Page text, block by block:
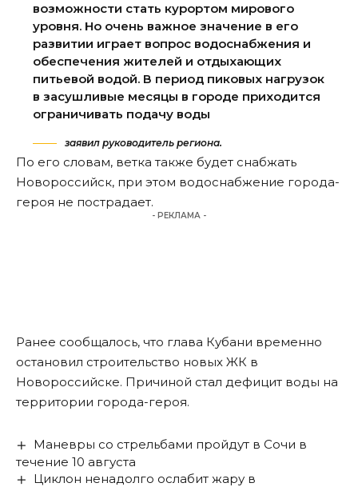
возможности стать курортом мирового
уровня. Но очень важное значение в его
развитии играет вопрос водоснабжения и
обеспечения жителей и отдыхающих
питьевой водой. В период пиковых нагрузок
в засушливые месяцы в городе приходится
ограничивать подачу воды
заявил руководитель региона.
По его словам, ветка также будет снабжать
Новороссийск, при этом водоснабжение города-
героя не пострадает.
- РЕКЛАМА -
Ранее сообщалось, что глава Кубани временно
остановил строительство новых ЖК в
Новороссийске. Причиной стал дефицит воды на
территории города-героя.
Маневры со стрельбами пройдут в Сочи в
течение 10 августа
Циклон ненадолго ослабит жару в